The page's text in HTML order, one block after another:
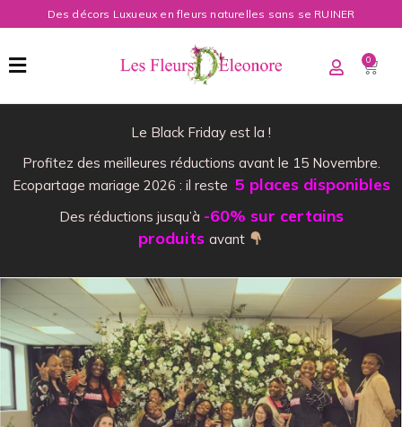
Des décors Luxueux en fleurs naturelles sans se RUINER
0
Le Black Friday est la !
Profitez des meilleures réductions avant le 15 Novembre.
Ecopartage mariage 2026 : il reste 5 places disponibles
Des réductions jusqu’à -60% sur certains
produits avant